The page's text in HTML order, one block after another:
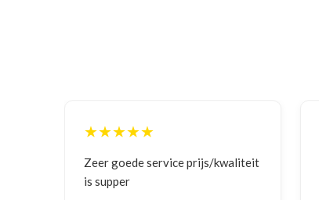
★★★★★
Zeer goede service prijs/kwaliteit
is supper